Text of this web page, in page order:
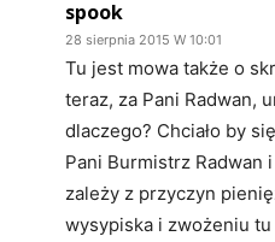
spook
28 sierpnia 2015 W 10:01
Tu jest mowa także o
teraz, za Pani Radwan,
dlaczego? Chciało by
Pani Burmistrz Radwan
zależy z przyczyn
wysypiska i zwożeniu